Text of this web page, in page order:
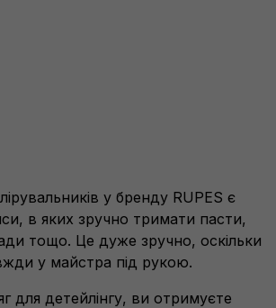
у бренду RUPES є
в яких зручно тримати пасти,
тощо. Це дуже зручно, оскільки
у майстра під рукою.
для детейлінгу, ви отримуєте